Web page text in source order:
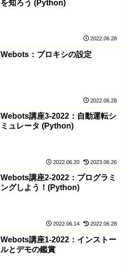
を知ろう (Python)
2022.06.28
Webots：プロキシの設定
2022.06.28
Webots講座3-2022：自動運転シ
ミュレータ (Python)
2022.06.20 2023.06.26
Webots講座2-2022：プログラミ
ングしよう！(Python)
2022.06.14 2022.06.28
Webots講座1-2022：インストー
ルとデモの鑑賞